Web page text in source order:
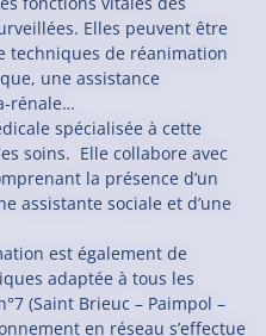
Elles peuvent être
techniques de réanimation
une assistance
rénale…
spécialisée à cette
soins. Elle collabore avec
la présence d’un
assistante sociale et d’une
est également de
adaptée à tous les
(Saint Brieuc – Paimpol –
en réseau s’effectue